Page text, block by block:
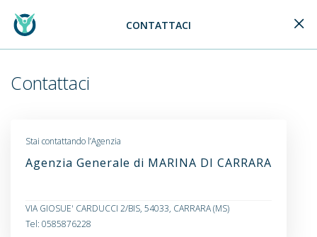
Generali Logo CONTATTACI
Contattaci
Stai contattando l’Agenzia
Agenzia Generale di MARINA DI CARRARA
VIA GIOSUE' CARDUCCI 2/BIS, 54033, CARRARA (MS)
Tel: 0585876228